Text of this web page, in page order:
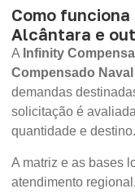
Como
Alcântara e
A Infinity
Compensado
demandas
solicitação é
quantidade e destino.
A matriz e as bases
atendimento